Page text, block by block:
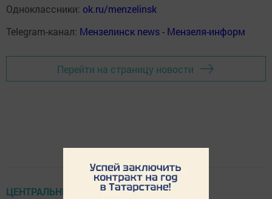
Одноклассники: ok.ru/menzelinsk
Telegram-канал: Мензелинск news - Мензеля-информ
Перейти на страницу новости
ЦЕНТРАЛЬНЫЕ НОВОСТИ